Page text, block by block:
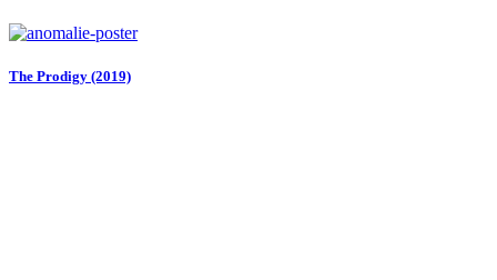
The Prodigy (2019)